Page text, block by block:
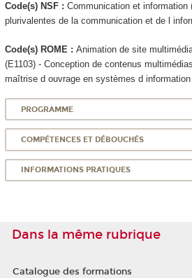
Code(s) NSF : Communication et information
plurivalentes de la communication et de l
Code(s) ROME : Animation de site
(E1103) - Conception de contenus
maîtrise d ouvrage en systèmes d information
PROGRAMME
COMPÉTENCES ET DÉBOUCHÉS
INFORMATIONS PRATIQUES
Dans la même rubrique
Catalogue des formations